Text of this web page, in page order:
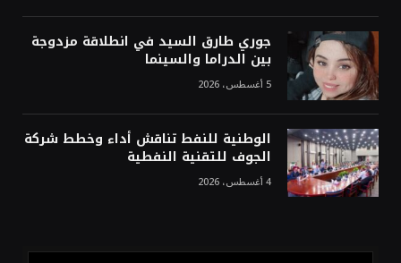
جوري طارق السيد في انطلاقة مزدوجة
بين الدراما والسينما
5 أغسطس، 2026
الوطنية للنفط تناقش أداء وخطط شركة
الجوف للتقنية النفطية
4 أغسطس، 2026